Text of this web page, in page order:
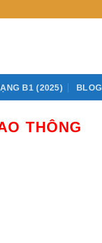
B1 (2025) BLOG
THÔNG